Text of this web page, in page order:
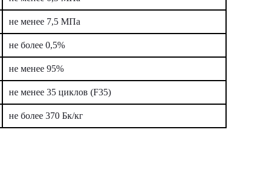
не менее 7,5 МПа
не более 0,5%
не менее 95%
не менее 35 циклов (F35)
не более 370 Бк/кг